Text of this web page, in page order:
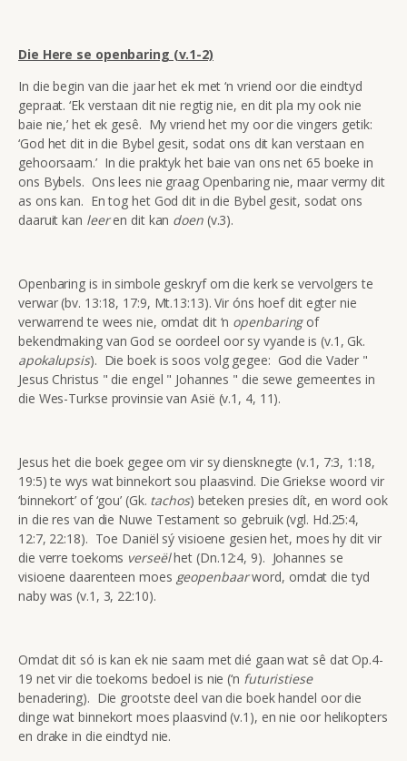
Die Here se openbaring (v.1-2)
In die begin van die jaar het ek met ‘n vriend oor die eindtyd
gepraat. ‘Ek verstaan dit nie regtig nie, en dit pla my ook nie
baie nie,’ het ek gesê. My vriend het my oor die vingers getik:
‘God het dit in die Bybel gesit, sodat ons dit kan verstaan en
gehoorsaam.’ In die praktyk het baie van ons net 65 boeke in
ons Bybels. Ons lees nie graag Openbaring nie, maar vermy dit
as ons kan. En tog het God dit in die Bybel gesit, sodat ons
daaruit kan leeren dit kan doen(v.3).
Openbaring is in simbole geskryf om die kerk se vervolgers te
verwar (bv. 13:18, 17:9, Mt.13:13). Vir óns hoef dit egter nie
verwarrend te wees nie, omdat dit ‘n openbaringof
bekendmaking van God se oordeel oor sy vyande is (v.1, Gk.
apokalupsis). Die boek is soos volg gegee: God die Vader "
Jesus Christus " die engel " Johannes " die sewe gemeentes in
die Wes-Turkse provinsie van Asië (v.1, 4, 11).
Jesus het die boek gegee om vir sy diensknegte (v.1, 7:3, 1:18,
19:5) te wys wat binnekort sou plaasvind. Die Griekse woord vir
‘binnekort’ of ‘gou’ (Gk. tachos) beteken presies dít, en word ook
in die res van die Nuwe Testament so gebruik (vgl. Hd.25:4,
12:7, 22:18). Toe Daniël sý visioene gesien het, moes hy dit vir
die verre toekoms verseëlhet (Dn.12:4, 9). Johannes se
visioene daarenteen moes geopenbaarword, omdat die tyd
naby was (v.1, 3, 22:10).
Omdat dit só is kan ek nie saam met dié gaan wat sê dat Op.4-
19 net vir die toekoms bedoel is nie (‘n futuristiese
benadering). Die grootste deel van die boek handel oor die
dinge wat binnekort moes plaasvind (v.1), en nie oor helikopters
en drake in die eindtyd nie.